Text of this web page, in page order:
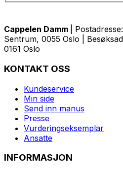
Cappelen Damm
|
Sentrum, 0055 Oslo |
0161 Oslo
KONTAKT OSS
Kundeservice
Min side
Send inn manus
Presse
Vurderingseksemplar
Ansatte
INFORMASJON